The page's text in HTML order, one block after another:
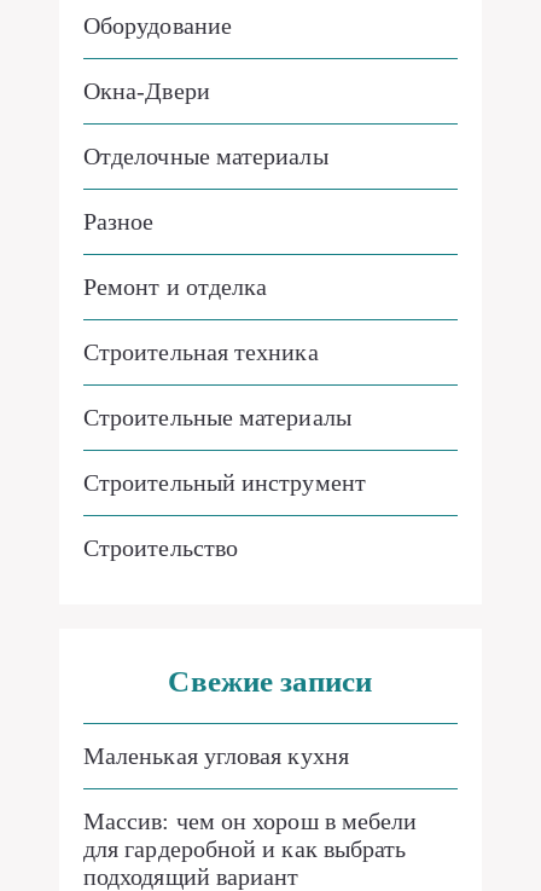
Оборудование
Окна-Двери
Отделочные материалы
Разное
Ремонт и отделка
Строительная техника
Строительные материалы
Строительный инструмент
Строительство
Свежие записи
Маленькая угловая кухня
Массив: чем он хорош в мебели
для гардеробной и как выбрать
подходящий вариант